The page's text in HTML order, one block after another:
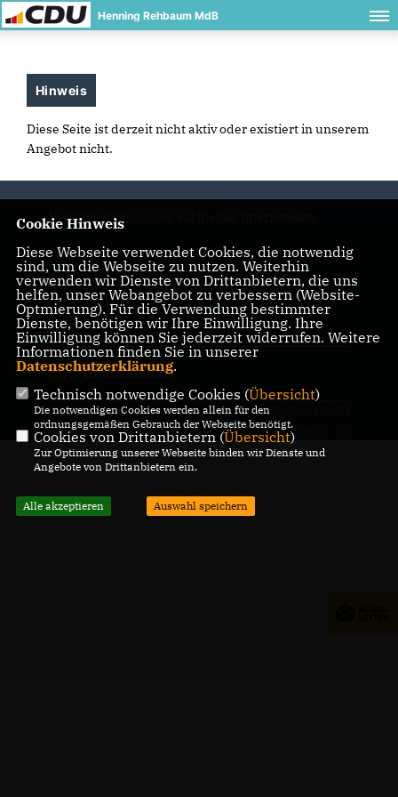
Henning Rehbaum MdB
Hinweis
Diese Seite ist derzeit nicht aktiv oder existiert in unserem
Angebot nicht.
Herzlich Willkommen auf meiner Internetseite.
IMPRESSUM DATENSCHUTZ KONTAKT
CDU NRW
CDU Deutschlands
@2026 Henning Rehbaum
Alle Rechte vorbehalten.
Realisation: Sharkness Media
GmbH & Co. KG
Cookie Hinweis
Diese Webseite verwendet Cookies, die notwendig
sind, um die Webseite zu nutzen. Weiterhin
verwenden wir Dienste von Drittanbietern, die uns
helfen, unser Webangebot zu verbessern (Website-
Optmierung). Für die Verwendung bestimmter
Dienste, benötigen wir Ihre Einwilligung. Ihre
Einwilligung können Sie jederzeit widerrufen. Weitere
Informationen finden Sie in unserer
Datenschutzerklärung.
Technisch notwendige Cookies (Übersicht)
Die notwendigen Cookies werden allein für den
ordnungsgemäßen Gebrauch der Webseite benötigt.
Cookies von Drittanbietern (Übersicht)
Zur Optimierung unserer Webseite binden wir Dienste und
Angebote von Drittanbietern ein.
Alle akzeptieren Auswahl speichern